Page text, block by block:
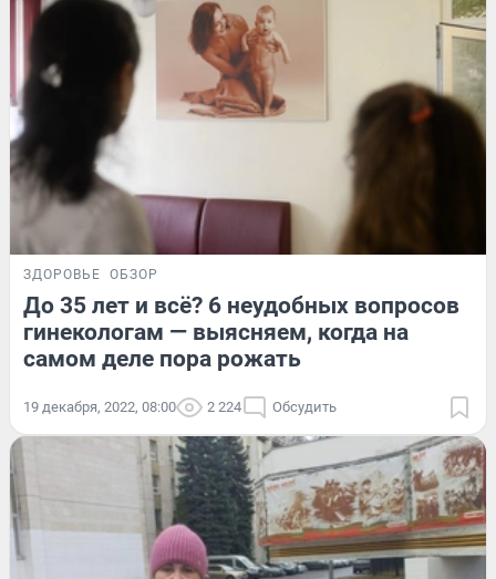
ЗДОРОВЬЕ ОБЗОР
До 35 лет и всё? 6 неудобных вопросов
гинекологам — выясняем, когда на
самом деле пора рожать
19 декабря, 2022, 08:00 2 224 Обсудить